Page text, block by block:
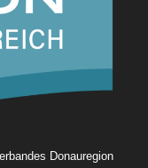
Donauregion